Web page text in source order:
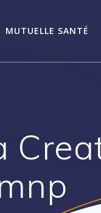
MUTUELLE SANTÉ